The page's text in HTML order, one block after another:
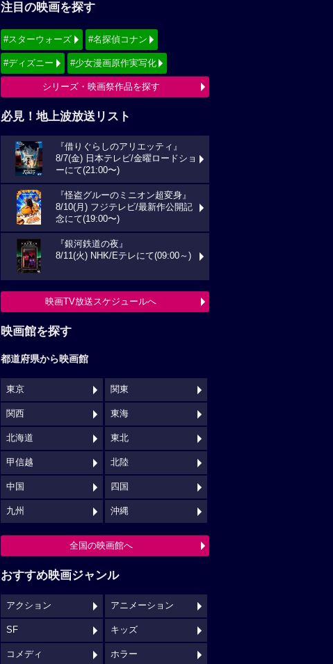
注目の映画を探す
#スターウォーズ #名探偵コナン
#ディズニー #少女漫画原作実写化
シリーズ・映画祭作品を探す
必見！地上波放送リスト
『借りぐらしのアリエッティ』
8/7(金) 日本テレビ/金曜ロードショ
ーにて(21:00〜)
『怪盗グルーのミニオン超変身』
8/10(月) フジテレビ/最新作公開記
念にて(19:00〜)
『銀河鉄道の夜』
8/11(火) NHK/Eテレにて(09:00～)
映画TV放送スケジュールへ
映画館を探す
都道府県から映画館
東京 関東
関西 東海
北海道 東北
甲信越 北陸
中国 四国
九州 沖縄
全国の映画館へ
おすすめ映画ジャンル
アクション アニメーション
SF キッズ
コメディ ホラー